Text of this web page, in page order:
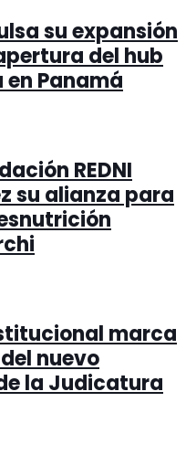
su expansión
del hub
Panamá
REDNI
su alianza para
marca
nuevo
la Judicatura